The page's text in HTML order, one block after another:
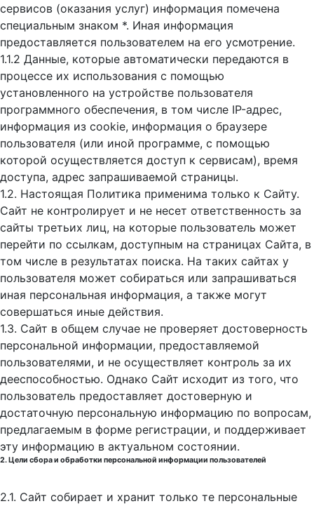
сервисов (оказания услуг) информация помечена
специальным знаком *. Иная информация
предоставляется пользователем на его усмотрение.
1.1.2 Данные, которые автоматически передаются в
процессе их использования с помощью
установленного на устройстве пользователя
программного обеспечения, в том числе IP-адрес,
информация из cookie, информация о браузере
пользователя (или иной программе, с помощью
которой осуществляется доступ к cервисам), время
доступа, адрес запрашиваемой страницы.
1.2. Настоящая Политика применима только к Сайту.
Сайт не контролирует и не несет ответственность за
сайты третьих лиц, на которые пользователь может
перейти по ссылкам, доступным на страницах Сайта, в
том числе в результатах поиска. На таких сайтах у
пользователя может собираться или запрашиваться
иная персональная информация, а также могут
совершаться иные действия.
1.3. Сайт в общем случае не проверяет достоверность
персональной информации, предоставляемой
пользователями, и не осуществляет контроль за их
дееспособностью. Однако Сайт исходит из того, что
пользователь предоставляет достоверную и
достаточную персональную информацию по вопросам,
предлагаемым в форме регистрации, и поддерживает
эту информацию в актуальном состоянии.
2. Цели сбора и обработки персональной информации пользователей
2.1. Сайт собирает и хранит только те персональные